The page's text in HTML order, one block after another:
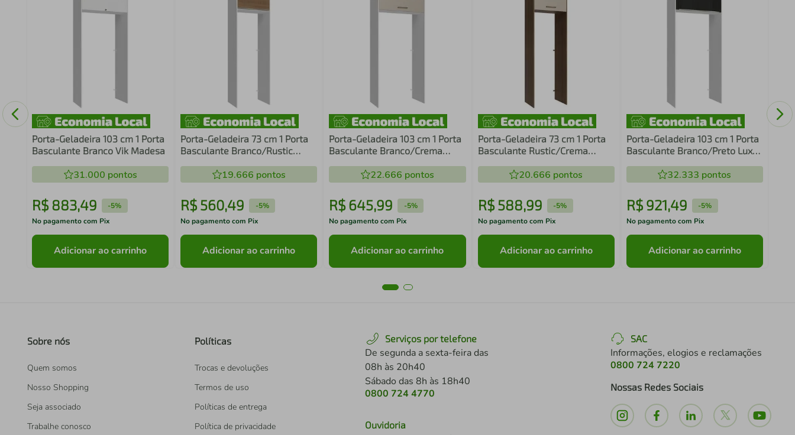
Porta-Geladeira 103 cm 1 Porta
Basculante Branco Vik Madesa
31.000 pontos
R$ 883,49 -5%
No pagamento com Pix
Adicionar ao carrinho
Porta-Geladeira 73 cm 1 Porta
Basculante Branco/Rustic
19.666 pontos
R$ 560,49 -5%
No pagamento com Pix
Adicionar ao carrinho
Porta-Geladeira 103 cm 1 Porta
Basculante Branco/Crema
22.666 pontos
R$645,99 -5%
No pagamento com Pix
Adicionar ao carrinho
Porta-Geladeira 73 cm 1 Porta
Basculante Rustic/Crema
20.666 pontos
R$ 588,99 -5%
No pagamento com Pix
Adicionar ao carrinho
Porta-Geladeira 103 cm 1 Porta
Basculante Branco/Preto Lux
32.333 pontos
R$ 921,49 -5%
No pagamento com Pix
Adicionar ao carrinho
Sobre nós
Quem somos
Nosso Shopping
Seja associado
Trabalhe conosco
Políticas
Trocas e devoluções
Termos de uso
Políticas de entrega
Política de privacidade
Serviços por telefone
De segunda a sexta-feira das
08h às 20h40
Sábado das 8h às 18h40
0800 724 4770
Ouvidoria
SAC
Informações, elogios e reclamações
0800 724 7220
Nossas Redes Sociais